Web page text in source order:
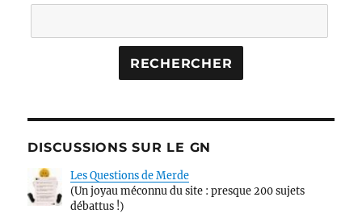
DISCUSSIONS SUR LE GN
Les Questions de Merde
(Un joyau méconnu du site : presque 200 sujets
débattus !)